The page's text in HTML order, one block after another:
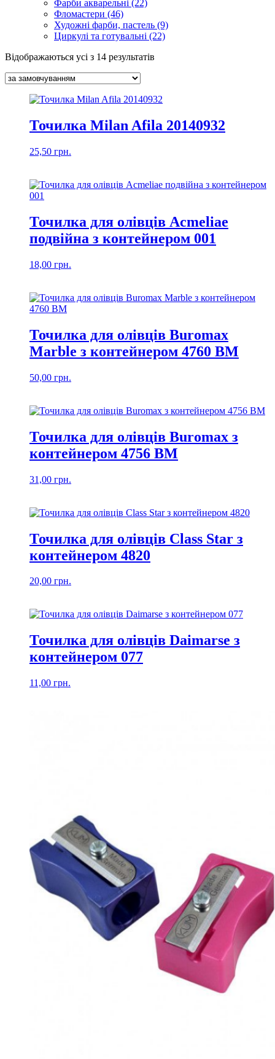
Фарби акварельні (22)
Фломастери (46)
Художні фарби, пастель (9)
Циркулі та готувальні (22)
Відображаються усі з 14 результатів
Точилка Milan Afila 20140932
25,50 грн.
Точилка для олівців Acmeliae
подвійна з контейнером 001
18,00 грн.
Точилка для олівців Buromax
Marble з контейнером 4760 BM
50,00 грн.
Точилка для олівців Buromax з
контейнером 4756 BM
31,00 грн.
Точилка для олівців Class Star з
контейнером 4820
20,00 грн.
Точилка для олівців Daimarse з
контейнером 077
11,00 грн.